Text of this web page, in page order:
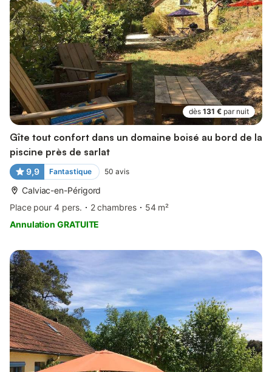
dès 131 € par nuit
Gîte tout confort dans un domaine boisé au bord de la
piscine près de sarlat
9,9 Fantastique 50 avis
Calviac-en-Périgord
Place pour 4 pers.
2 chambres
54 m²
Annulation GRATUITE